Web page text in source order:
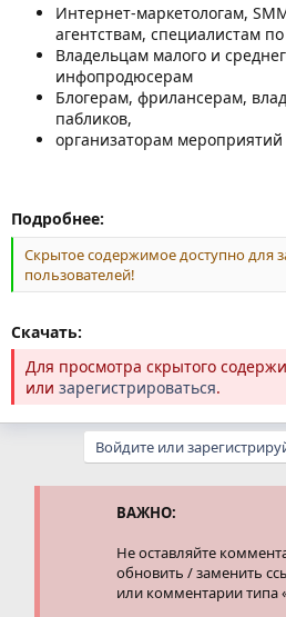
Интернет-маркетологам,
агентствам, специалистам
Владельцам малого и
инфопродюсерам
Блогерам, фрилансерам,
пабликов,
организаторам мероприятий
Подробнее:
Скрытое содержимое доступно для
пользователей!
Скачать:
Для просмотра скрытого
или зарегистрироваться.
Войдите или
ВАЖНО:
Не оставляйте
обновить / заменить
или комментарии типа